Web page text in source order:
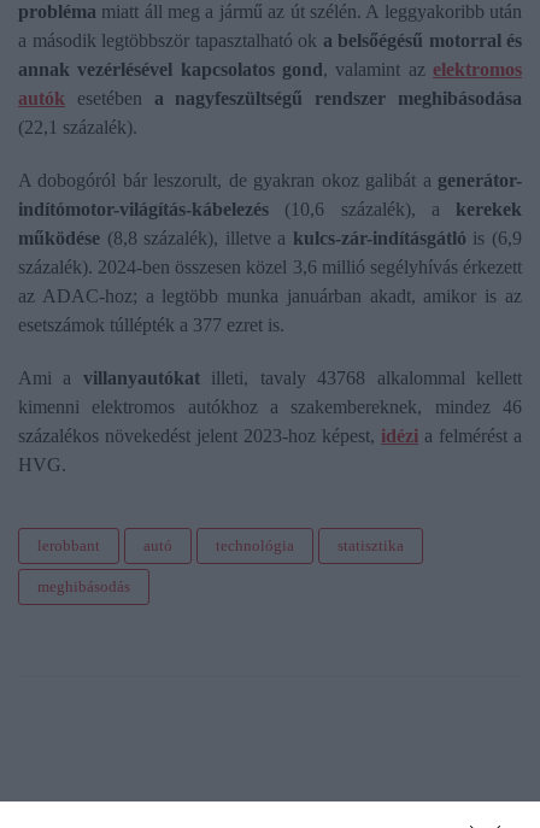
probléma miatt áll meg a jármű az út szélén. A leggyakoribb után
a második legtöbbször tapasztalható ok a belsőégésű motorral és
annak vezérlésével kapcsolatos gond, valamint az elektromos
autók esetében a nagyfeszültségű rendszer meghibásodása
(22,1 százalék).
A dobogóról bár leszorult, de gyakran okoz galibát a generátor-
indítómotor-világítás-kábelezés (10,6 százalék), a kerekek
működése (8,8 százalék), illetve a kulcs-zár-indításgátló is (6,9
százalék). 2024-ben összesen közel 3,6 millió segélyhívás érkezett
az ADAC-hoz; a legtöbb munka januárban akadt, amikor is az
esetszámok túllépték a 377 ezret is.
Ami a villanyautókatilleti, tavaly 43768 alkalommal kellett
kimenni elektromos autókhoz a szakembereknek, mindez 46
százalékos növekedést jelent 2023-hoz képest, idézi a felmérést a
HVG.
lerobbant autó technológia statisztika
meghibásodás